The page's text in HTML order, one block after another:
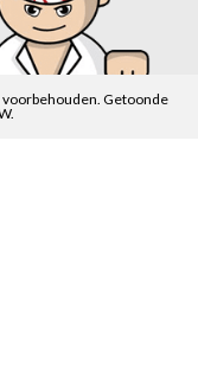
Getoonde